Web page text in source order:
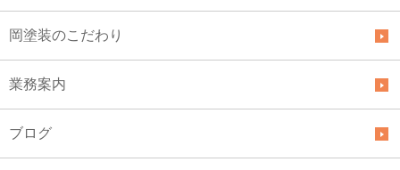
岡塗装のこだわり
業務案内
ブログ